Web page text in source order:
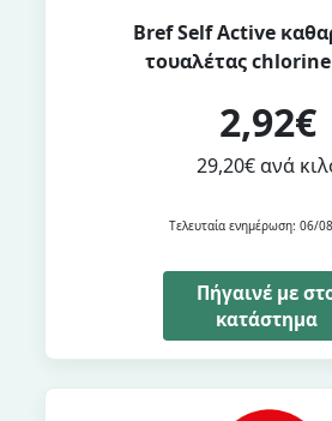
Bref Self Active
τουαλέτας
2,92€
29,20€ ανά
Τελευταία ενημέρωση: 06/
Πήγαινέ με
κατάστημα